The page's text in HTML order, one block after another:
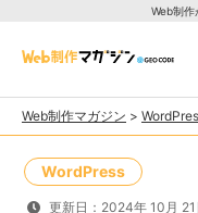
Web制作
Web制作マガジン >
WordPress
更新日：2024年 10月 21